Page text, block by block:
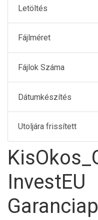
Letöltés
Fájlméret
Fájlok Száma
Dátumkészítés
Utoljára frissített
InvestEU